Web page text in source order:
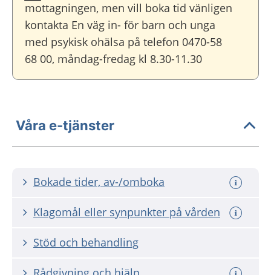
mottagningen, men vill boka tid vänligen
kontakta En väg in- för barn och unga
med psykisk ohälsa på telefon 0470-58
68 00, måndag-fredag kl 8.30-11.30
Våra e-tjänster
Bokade tider, av-/omboka
Klagomål eller synpunkter på vården
Stöd och behandling